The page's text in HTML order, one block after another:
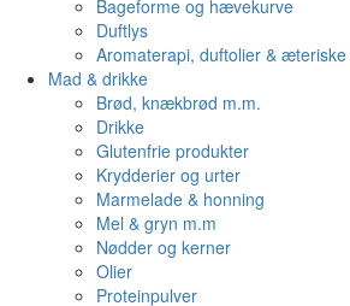
Bageforme og hævekurve
Duftlys
Aromaterapi, duftolier &
Mad & drikke
Brød, knækbrød m.m.
Drikke
Glutenfrie produkter
Krydderier og urter
Marmelade & honning
Mel & gryn m.m
Nødder og kerner
Olier
Proteinpulver